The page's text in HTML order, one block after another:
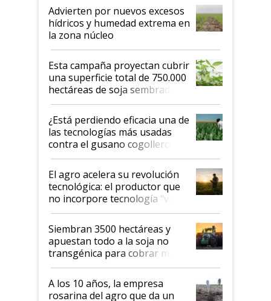
Advierten por nuevos excesos
hídricos y humedad extrema en
la zona núcleo
Esta campaña proyectan cubrir
una superficie total de 750.000
hectáreas de soja sembradas
con una nueva generación de
variedades que marcan un
salto tecnológico en genética y
rendimiento
¿Está perdiendo eficacia una de
las tecnologías más usadas
contra el gusano cogollero? El
desafío de una tecnología clave
El agro acelera su revolución
tecnológica: el productor que
no incorpore tecnología "va a
perder el tren"
Siembran 3500 hectáreas y
apuestan todo a la soja no
transgénica para cobrar más
por tonelada: compraron un
semillero
A los 10 años, la empresa
rosarina del agro que da un